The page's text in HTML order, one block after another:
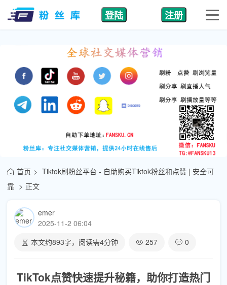
登陆 注册
首页
Tiktok刷粉丝平台 - 自助购买Tiktok粉丝和点赞 | 安全可
靠
正文
emer
2025-11-2 06:04
本文约893字，阅读需4分钟 257 0
TikTok点赞快速提升秘籍，助你打造热门